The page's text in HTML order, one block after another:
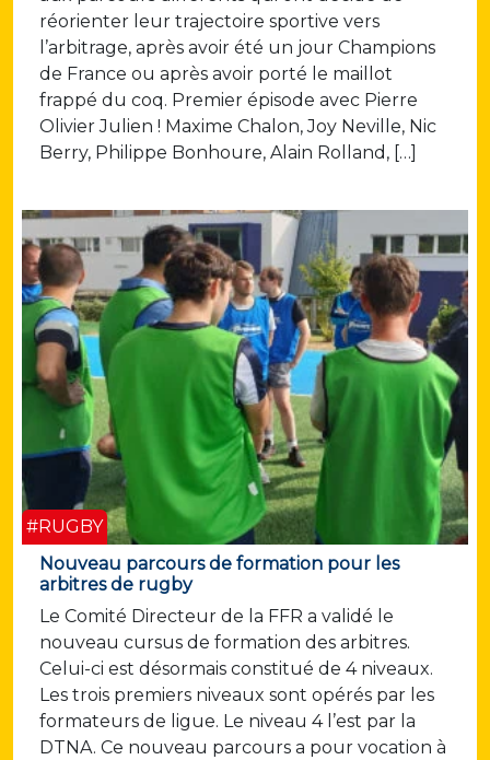
réorienter leur trajectoire sportive vers
l’arbitrage, après avoir été un jour Champions
de France ou après avoir porté le maillot
frappé du coq. Premier épisode avec Pierre
Olivier Julien ! Maxime Chalon, Joy Neville, Nic
Berry, Philippe Bonhoure, Alain Rolland, […]
#RUGBY
Nouveau parcours de formation pour les
arbitres de rugby
Le Comité Directeur de la FFR a validé le
nouveau cursus de formation des arbitres.
Celui-ci est désormais constitué de 4 niveaux.
Les trois premiers niveaux sont opérés par les
formateurs de ligue. Le niveau 4 l’est par la
DTNA. Ce nouveau parcours a pour vocation à